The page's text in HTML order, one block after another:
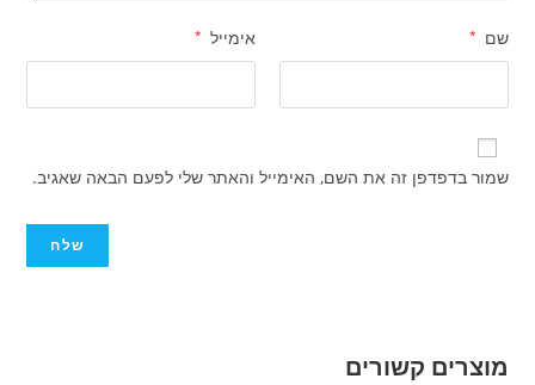
שם * אימייל *
שמור בדפדפן זה את השם, האימייל והאתר שלי לפעם הבאה שאגיב.
מוצרים קשורים